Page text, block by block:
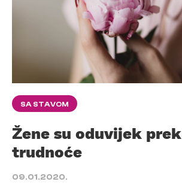
SA STAVOM
Žene su oduvijek
trudnoće
09.01.2020.